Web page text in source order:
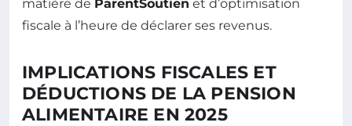
matière de ParentSoutien et d’optimisation
fiscale à l’heure de déclarer ses revenus.
IMPLICATIONS FISCALES ET
DÉDUCTIONS DE LA PENSION
ALIMENTAIRE EN 2025